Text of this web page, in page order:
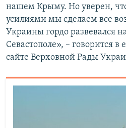
нашем Крыму. Но уверен,
усилиями мы сделаем все
Украины гордо развевался
Севастополе», – говорится в
сайте Верховной Рады